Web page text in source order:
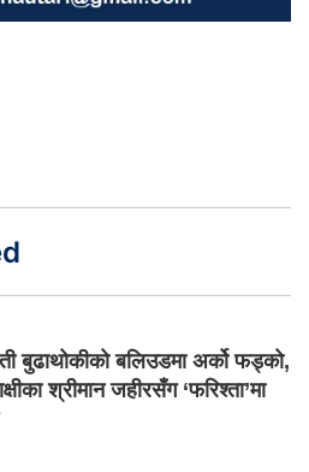
बुढाथोकीको बलिउडमा अर्को फड्को,
श्रीमान जहीरसँग ‘फरिश्ता’मा